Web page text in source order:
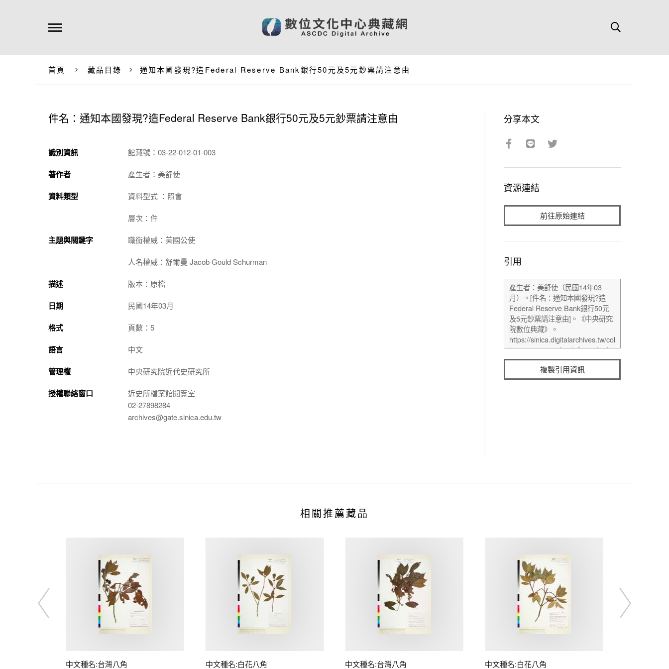
首頁 藏品目錄 通知本國發現?造Federal Reserve Bank銀行50元及5元鈔票請注意由
件名：通知本國發現?造Federal Reserve Bank銀行50元及5元鈔票請注意由
識別資訊 館藏號：03-22-012-01-003
著作者 產生者：美舒使
資料類型 資料型式 ：照會
層次：件
主題與關鍵字 職銜權威：美國公使
人名權威：舒爾曼 Jacob Gould Schurman
描述 版本：原檔
日期 民國14年03月
格式 頁數：5
語言 中文
管理權 中央研究院近代史研究所
授權聯絡窗口
近史所檔案館閱覽室
02-27898284
archives@gate.sinica.edu.tw
分享本文
資源連結
前往原始連結
引用
複製引用資訊
相關推薦藏品
中文種名:台灣八角 中文種名:白花八角 中文種名:台灣八角 中文種名:白花八角